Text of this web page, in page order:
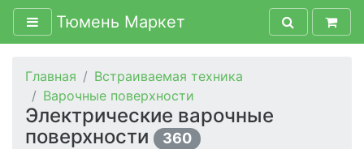
Тюмень Маркет
Главная
Встраиваемая техника
Варочные поверхности
Электрические варочные
поверхности
360